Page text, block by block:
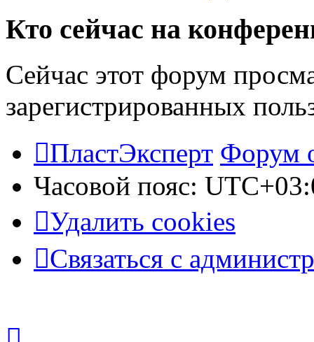
Кто сейчас на
Сейчас этот форум
зарегистрированных
ПластЭксперт Форум
Часовой пояс:
Удалить cookies
Связаться с